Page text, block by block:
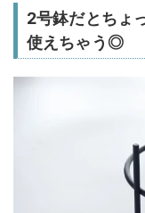
2号鉢だとちょ
使えちゃう◎